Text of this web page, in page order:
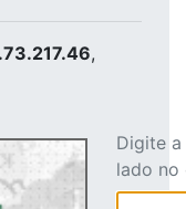
,
Digite
lado no